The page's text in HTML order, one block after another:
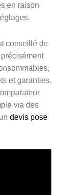
en raison
conseillé de
et garanties.
via des
devis pose